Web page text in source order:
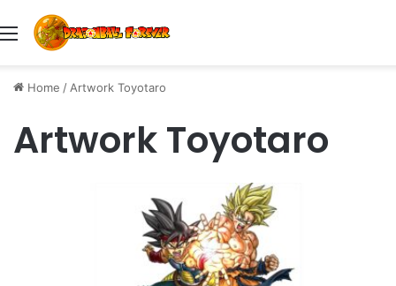
Menu
Home / Artwork Toyotaro
Artwork Toyotaro